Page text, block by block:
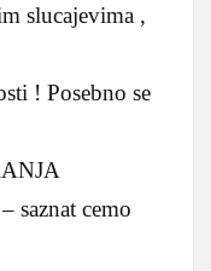
slucajevima ,
! Posebno se
saznat cemo